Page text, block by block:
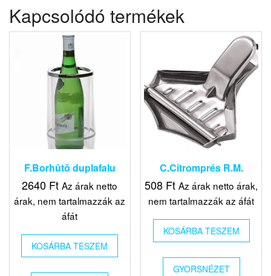
Kapcsolódó termékek
F.Borhûtõ duplafalu
2640 Ft Az árak netto
árak, nem tartalmazzák az
áfát
KOSÁRBA TESZEM
C.Citromprés R.M.
508 Ft Az árak netto árak,
nem tartalmazzák az áfát
KOSÁRBA TESZEM
GYORSNÉZET